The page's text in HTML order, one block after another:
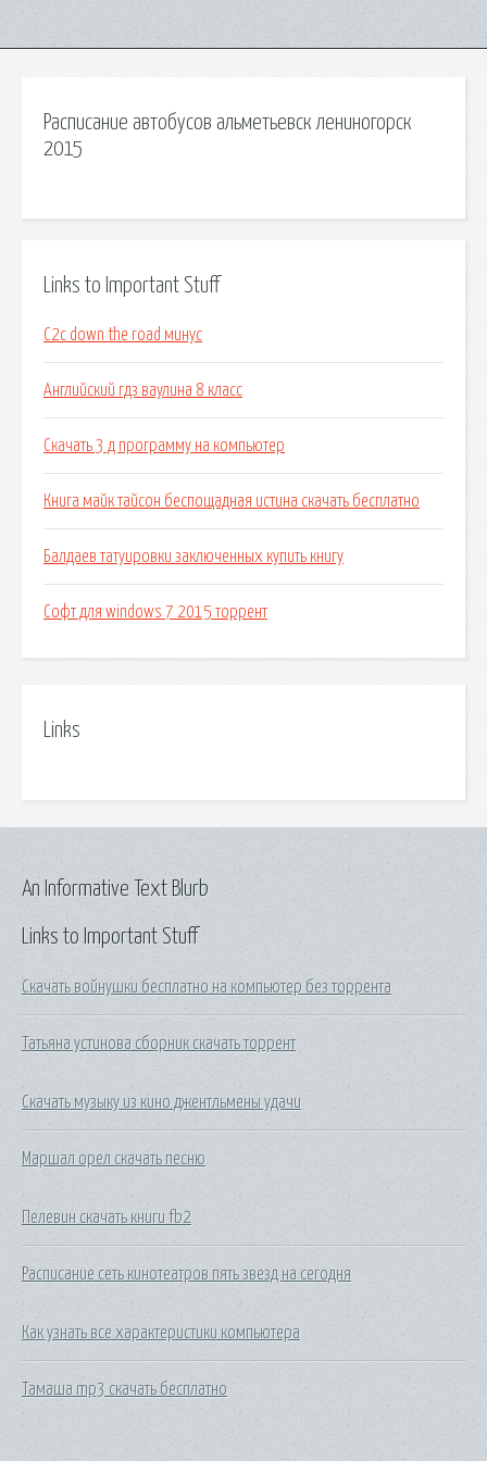
Расписание автобусов альметьевск лениногорск
2015
Links to Important Stuff
C2c down the road минус
Английский гдз ваулина 8 класс
Скачать 3 д программу на компьютер
Книга майк тайсон беспощадная истина скачать бесплатно
Балдаев татуировки заключенных купить книгу
Софт для windows 7 2015 торрент
Links
Links to Important Stuff
Скачать войнушки бесплатно на компьютер без торрента
Татьяна устинова сборник скачать торрент
Скачать музыку из кино джентльмены удачи
Маршал орел скачать песню
Пелевин скачать книги fb2
Расписание сеть кинотеатров пять звезд на сегодня
Как узнать все характеристики компьютера
Тамаша mp3 скачать бесплатно
An Informative Text Blurb